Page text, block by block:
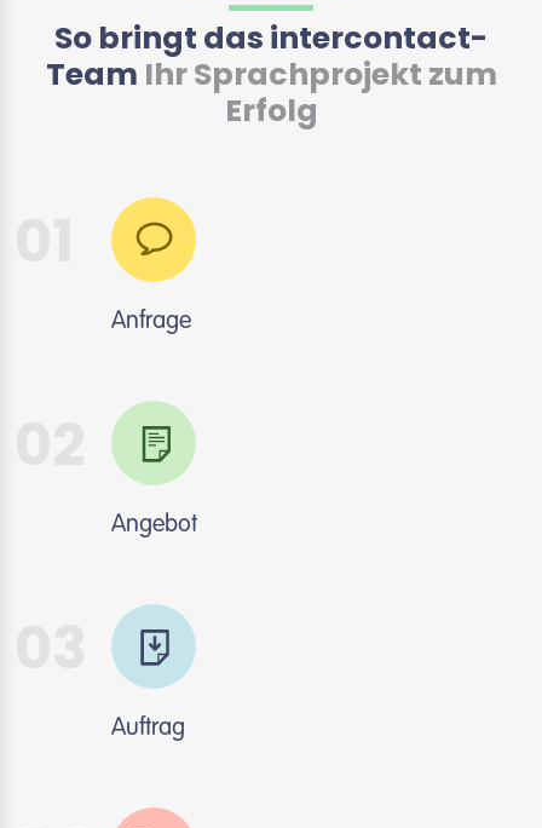
So bringt das intercontact-
Team Ihr Sprachprojekt zum
Erfolg
Anfrage
Angebot
Auftrag